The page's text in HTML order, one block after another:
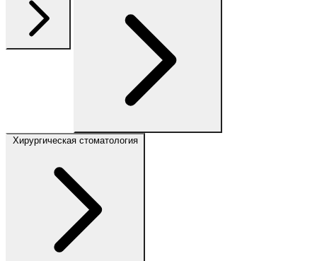
Хирургическая стоматология